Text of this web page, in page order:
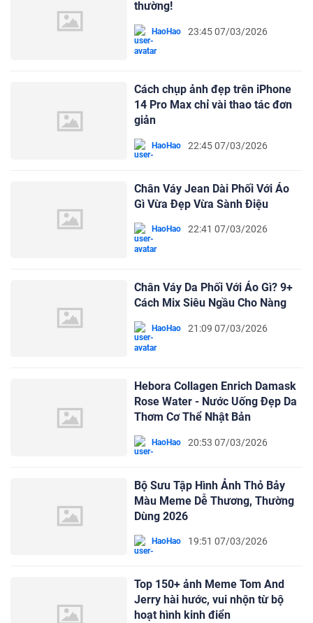
thường!
HaoHao 23:45 07/03/2026
Cách chụp ảnh đẹp trên iPhone
14 Pro Max chỉ vài thao tác đơn
giản
HaoHao 22:45 07/03/2026
Chân Váy Jean Dài Phối Với Áo
Gì Vừa Đẹp Vừa Sành Điệu
HaoHao 22:41 07/03/2026
Chân Váy Da Phối Với Áo Gì? 9+
Cách Mix Siêu Ngầu Cho Nàng
HaoHao 21:09 07/03/2026
Hebora Collagen Enrich Damask
Rose Water - Nước Uống Đẹp Da
Thơm Cơ Thể Nhật Bản
HaoHao 20:53 07/03/2026
Bộ Sưu Tập Hình Ảnh Thỏ Bảy
Màu Meme Dễ Thương, Thường
Dùng 2026
HaoHao 19:51 07/03/2026
Top 150+ ảnh Meme Tom And
Jerry hài hước, vui nhộn từ bộ
hoạt hình kinh điển